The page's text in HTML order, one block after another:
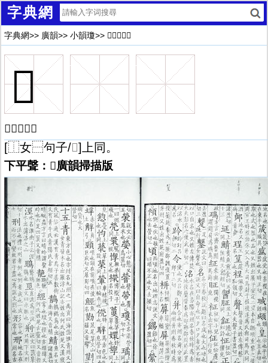
字典網
字典網>> 廣韻>> 小韻瓊>> 𡞦廣韻解釋
𡞦
𡞦廣韻釋文
[⿰女⿱句子/𡞦]上同。
下平聲：𡞦廣韻掃描版